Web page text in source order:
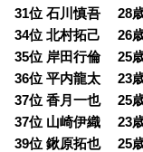
31位 石川慎吾 28
34位 北村拓己 26
35位 岸田行倫 25
36位 平内龍太 23
37位 香月一也 25
37位 山崎伊織 23
39位 鍬原拓也 25